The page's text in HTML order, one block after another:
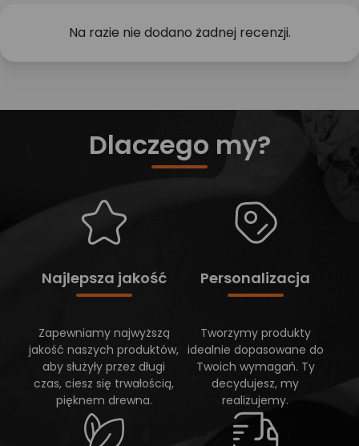
Na razie nie dodano żadnej recenzji.
Dlaczego my?
Najlepsza jakość
Zapewniamy najwyższą
jakość naszych produktów,
aby służyły przez długi
czas, ciesz się trwałością,
pięknem drewna.
Personalizacja
Tworzymy produkty
idealnie dopasowane do
Twoich wymagań. Ty
decydujesz, my
realizujemy.